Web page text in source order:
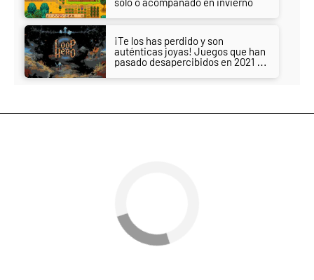
¡Te los has perdido y son
auténticas joyas! Juegos que han
pasado desapercibidos en 2021 y